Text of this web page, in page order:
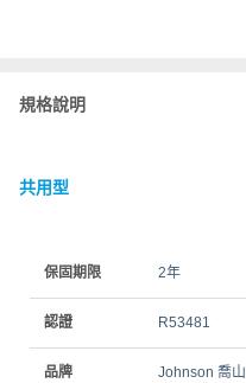
規格說明
共用型
保固期限 2年
認證 R53481
品牌 Johnson 喬山